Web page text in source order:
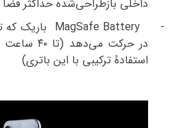
داخلی بازطراحی‌شده حداکثر
-
MagSafe Battery باریک که
در حرکت می‌دهد (تا ۴۰ ساعت
استفادهٔ ترکیبی با این باتری)